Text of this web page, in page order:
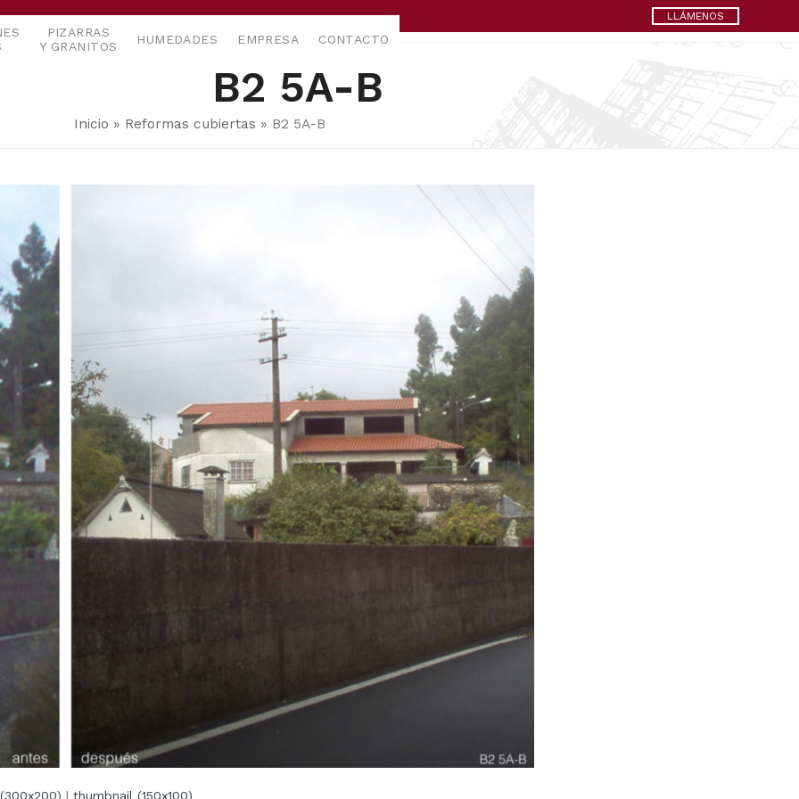
LLÁMENOS
PIZARRAS
Y GRANITOS
HUMEDADES EMPRESA CONTACTO
B2 5A-B
Inicio » Reformas cubiertas » B2 5A-B
|thumbnail (150x100)